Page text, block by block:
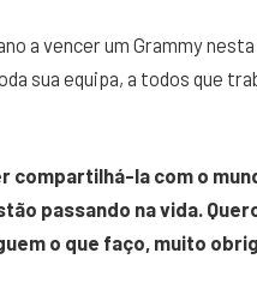
a vencer um Grammy
sua equipa, a todos que
compartilhá-la com o
passando na vida.
o que faço, muito